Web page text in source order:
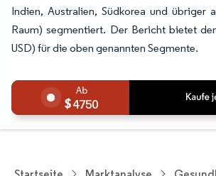
Indien, Australien, Südkorea und übriger
Raum) segmentiert. Der Bericht bietet
USD) für die oben genannten Segmente.
4750